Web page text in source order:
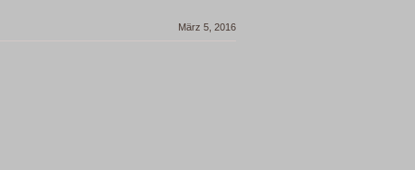
März 5, 2016